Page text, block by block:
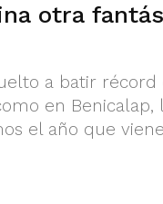
otra
a batir récord
en Benicalap,
el año que